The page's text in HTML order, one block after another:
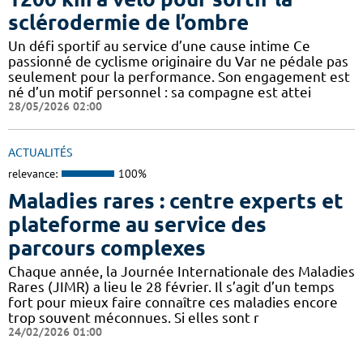
sclérodermie de l’ombre
Un défi sportif au service d’une cause intime Ce
passionné de cyclisme originaire du Var ne pédale pas
seulement pour la performance. Son engagement est
né d’un motif personnel : sa compagne est attei
28/05/2026 02:00
ACTUALITÉS
relevance: 100%
Maladies rares : centre experts et
plateforme au service des
parcours complexes
Chaque année, la Journée Internationale des Maladies
Rares (JIMR) a lieu le 28 février. Il s’agit d’un temps
fort pour mieux faire connaître ces maladies encore
trop souvent méconnues. Si elles sont r
24/02/2026 01:00